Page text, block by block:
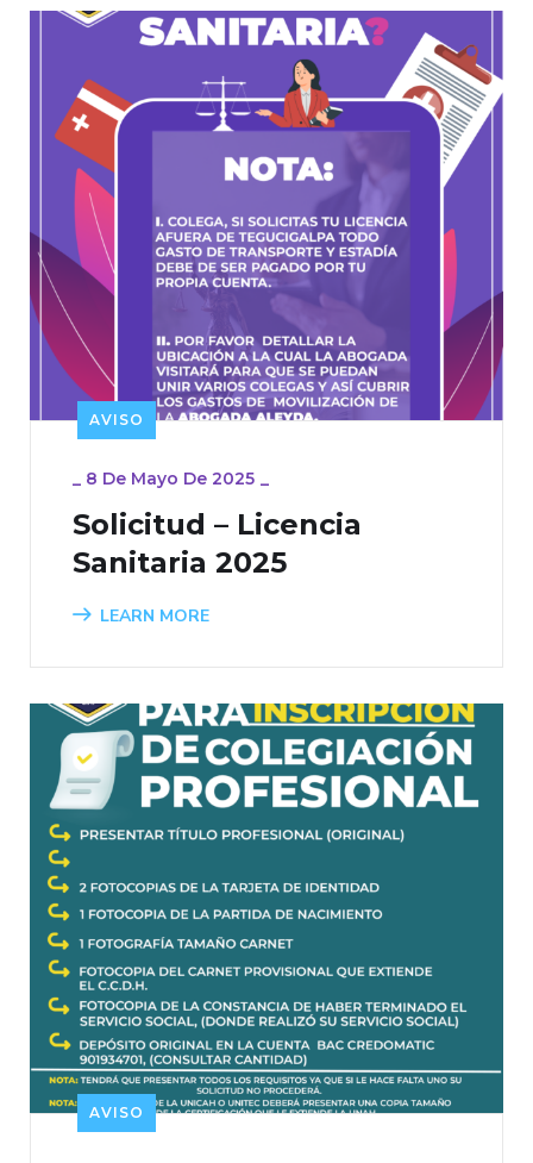
AVISO
_ 8 De Mayo De 2025 _
Solicitud – Licencia
Sanitaria 2025
LEARN MORE
AVISO